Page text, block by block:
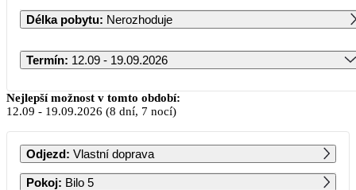
Délka pobytu: Nerozhoduje
Termín: 12.09 - 19.09.2026
Září 2026
PO ÚT ST ČT PÁ SO NE
1 2 3 4 5 6
Nejlepší možnost v tomto období:
12.09 - 19.09.2026 (8 dní, 7 nocí)
Odjezd: Vlastní doprava
Pokoj: Bilo 5